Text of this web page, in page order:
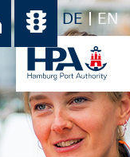
DE EN
Ihr Download-